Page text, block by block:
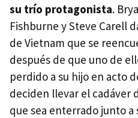
su trío protagonista.
Fishburne y Steve Carell
de Vietnam que se
después de que uno de
perdido a su hijo en acto
deciden llevar el cadáver
que sea enterrado junto a